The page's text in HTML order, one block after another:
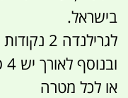
בישראל.
או לכל מטרה